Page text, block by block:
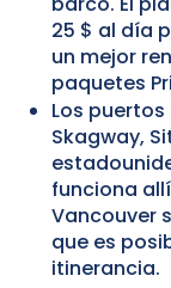
25 $ al día
un mejor
paquetes
Los
Skagway,
funciona
Vancouver
que es
itinerancia.